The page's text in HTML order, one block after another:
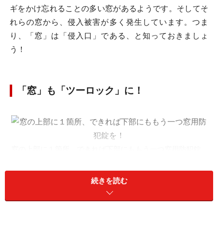
ギをかけ忘れることの多い窓があるようです。そしてそ
れらの窓から、侵入被害が多く発生しています。つま
り、「窓」は「侵入口」である、と知っておきましょ
う！
「窓」も「ツーロック」に！
空き巣狙いは侵入にかかる時間が長くなるほど、侵入を
あきらめると言われます。玄関ドアは、錠前を二つつけ
続きを読む